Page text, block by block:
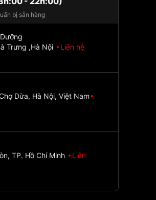
bị sẵn hàng
Trưng ,Hà Nội
Liên hệ
Dừa, Hà Nội, Việt Nam
TP. Hồ Chí Minh
Liên